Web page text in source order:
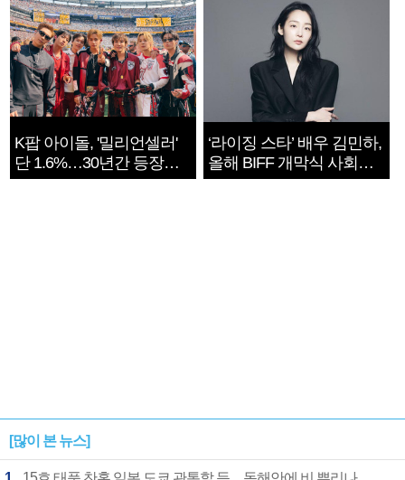
K팝 아이돌, '밀리언셀러'
단 1.6%…30년간 등장
1182개팀 전수조사
‘라이징 스타’ 배우 김민하,
올해 BIFF 개막식 사회자
확정
[많이 본 뉴스]